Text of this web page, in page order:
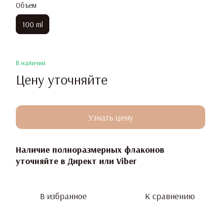
Объем
100 ml
В наличии
Цену уточняйте
Узнать цену
Наличие полноразмерных флаконов
уточняйте в Директ или Viber
В избранное К сравнению